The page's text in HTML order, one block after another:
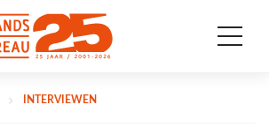
INTERVIEWEN